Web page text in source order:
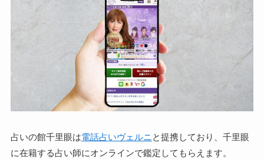
占いの館千里眼は電話占いヴェルニと提携しており、千里眼
に在籍する占い師にオンラインで鑑定してもらえます。